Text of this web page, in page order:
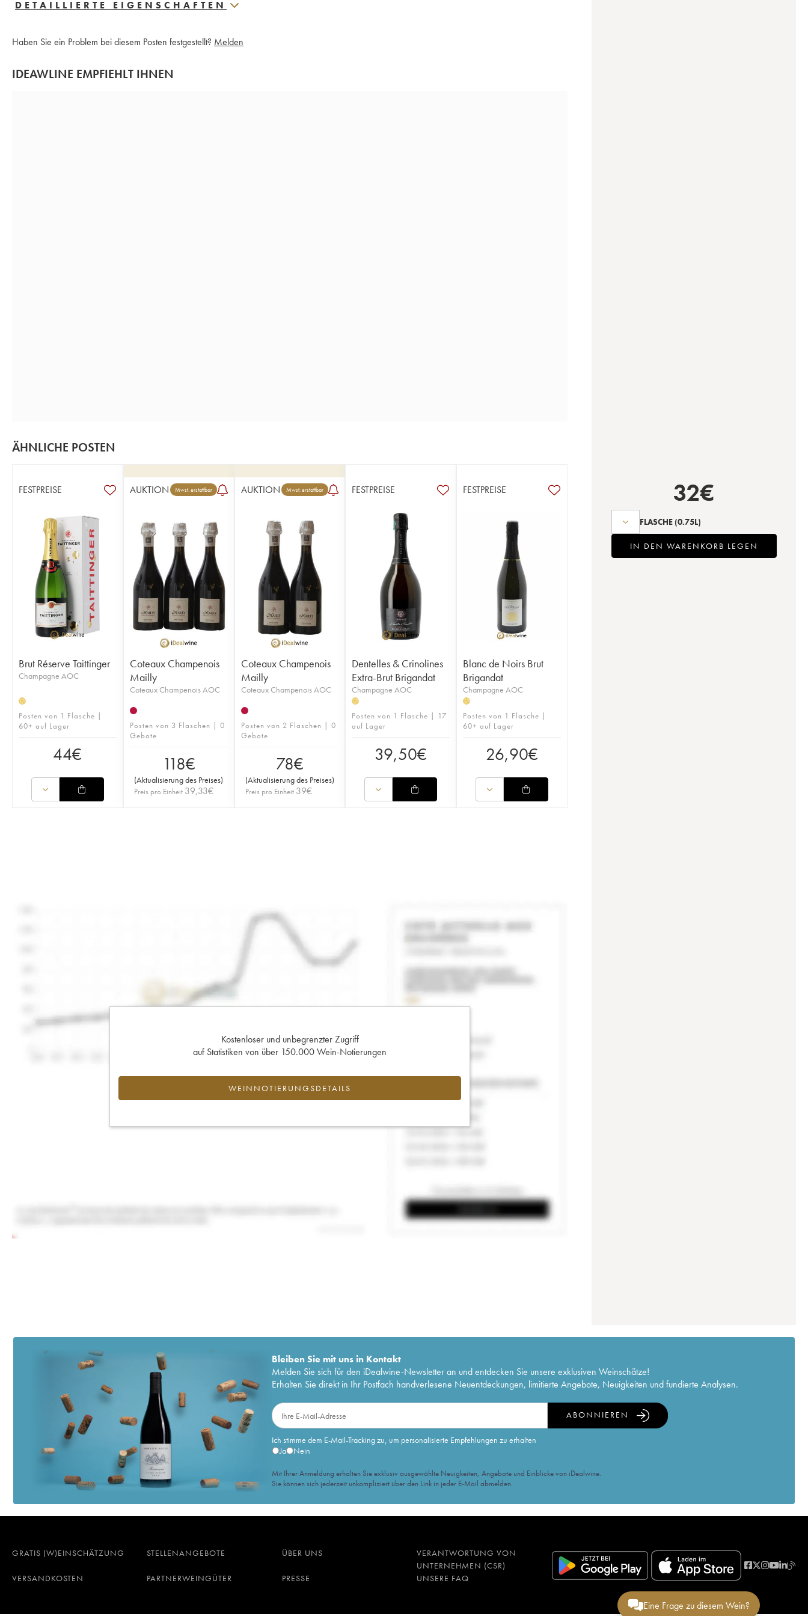
Eine Frage zu diesem Wein?
DETAILLIERTE EIGENSCHAFTEN
Haben Sie ein Problem bei diesem Posten festgestellt? Melden
IDEAWLINE EMPFIEHLT IHNEN
ÄHNLICHE POSTEN
FESTPREISE
Brut Réserve Taittinger
Champagne AOC
H
Posten von 1 Flasche |
60+ auf Lager
44€
AUKTION Mwst. erstattbar
Coteaux Champenois
Mailly
Coteaux Champenois AOC
Posten von 3 Flaschen | 0
Gebote
118€
(Aktualisierung des Preises)
Preis pro Einheit 39,33€
AUKTION Mwst. erstattbar
Coteaux Champenois
Mailly
Coteaux Champenois AOC
Posten von 2 Flaschen | 0
Gebote
78€
(Aktualisierung des Preises)
Preis pro Einheit 39€
FESTPREISE
Dentelles & Crinolines
Extra-Brut Brigandat
Champagne AOC
H
Posten von 1 Flasche | 17
auf Lager
39,50€
FESTPREISE
Blanc de Noirs Brut
Brigandat
Champagne AOC
H
Posten von 1 Flasche |
60+ auf Lager
26,90€
Kostenloser und unbegrenzter Zugriff
auf Statistiken von über 150.000 Wein-Notierungen
WEINNOTIERUNGSDETAILS
32€
FLASCHE (0.75L)
IN DEN WARENKORB LEGEN
Bleiben Sie mit uns in Kontakt
Melden Sie sich für den iDealwine-Newsletter an und entdecken Sie unsere exklusiven Weinschätze!
Erhalten Sie direkt in Ihr Postfach handverlesene Neuentdeckungen, limitierte Angebote, Neuigkeiten und fundierte Analysen.
Ich stimme dem E-Mail-Tracking zu, um personalisierte Empfehlungen zu erhalten
Ja
Nein
ABONNIEREN
Mit Ihrer Anmeldung erhalten Sie exklusiv ausgewählte Neuigkeiten, Angebote und Einblicke von iDealwine.
Sie können sich jederzeit unkompliziert über den Link in jeder E-Mail abmelden.
GRATIS (W)EINSCHÄTZUNG STELLENANGEBOTE ÜBER UNS
VERANTWORTUNG VON
UNTERNEHMEN (CSR)
VERSANDKOSTEN
PARTNERWEINGÜTER PRESSE UNSERE FAQ